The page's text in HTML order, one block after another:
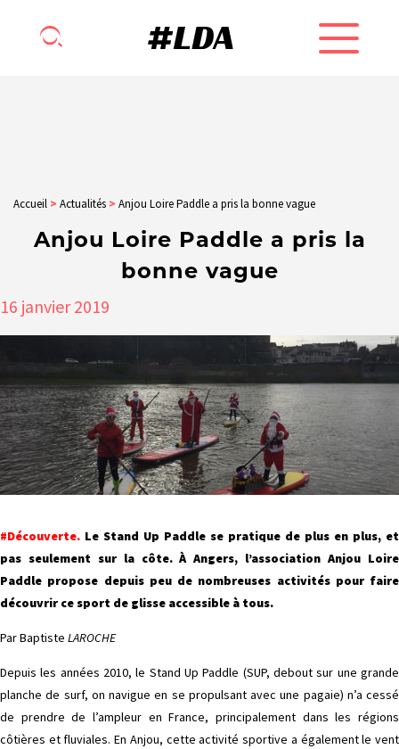
Accueil > Actualités > Anjou Loire Paddle a pris la bonne vague
Anjou Loire Paddle a pris la
bonne vague
16 janvier2019
#Découverte. Le Stand Up Paddle se pratique de plus en plus, et
pas seulement sur la côte. À Angers, l’association Anjou Loire
Paddle propose depuis peu de nombreuses activités pour faire
découvrir ce sport de glisse accessible à tous.
Par Baptiste LAROCHE
Depuis les années 2010, le Stand Up Paddle (SUP, debout sur une grande
planche de surf, on navigue en se propulsant avec une pagaie) n’a cessé
de prendre de l’ampleur en France, principalement dans les régions
côtières et fluviales. En Anjou, cette activité sportive a également le vent